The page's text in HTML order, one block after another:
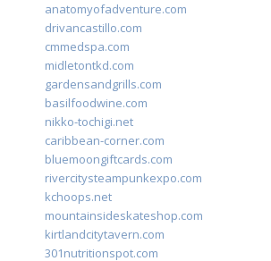
anatomyofadventure.com
drivancastillo.com
cmmedspa.com
midletontkd.com
gardensandgrills.com
basilfoodwine.com
nikko-tochigi.net
caribbean-corner.com
bluemoongiftcards.com
rivercitysteampunkexpo.com
kchoops.net
mountainsideskateshop.com
kirtlandcitytavern.com
301nutritionspot.com